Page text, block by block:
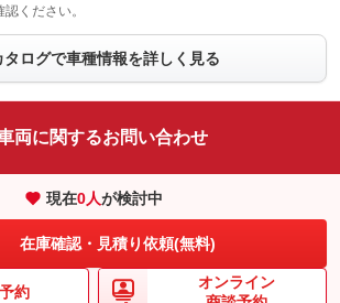
フロントカメラ
：装備なし
：装備なし
ルーフレール
：装備あり
：装備なし
ください。
タログで車種情報を詳しく見る
両に関するお問い合わせ
現在0人が検討中
在庫確認・見積り依頼(無料)
約
オンライン